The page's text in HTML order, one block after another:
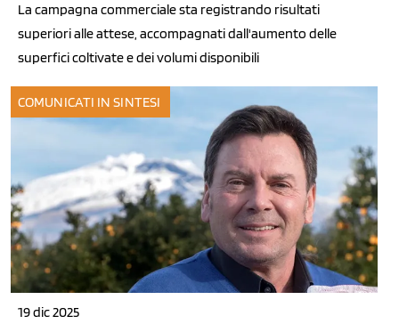
La campagna commerciale sta registrando risultati
superiori alle attese, accompagnati dall'aumento delle
superfici coltivate e dei volumi disponibili
COMUNICATI IN SINTESI
19 dic 2025